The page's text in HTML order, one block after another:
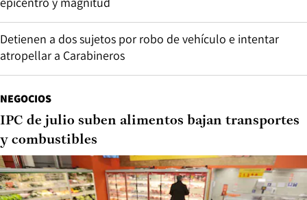
Detienen a dos sujetos por robo de vehículo e intentar
atropellar a Carabineros
NEGOCIOS
IPC de julio suben alimentos bajan transportes
y combustibles